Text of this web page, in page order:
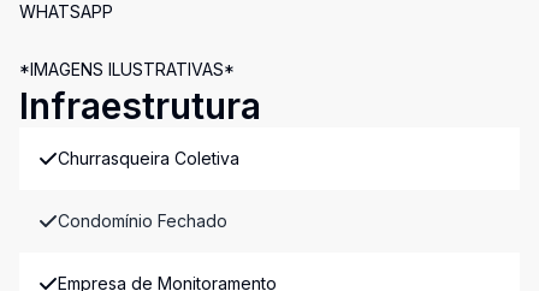
WHATSAPP
*IMAGENS ILUSTRATIVAS*
Infraestrutura
Churrasqueira Coletiva
Condomínio Fechado
Empresa de Monitoramento